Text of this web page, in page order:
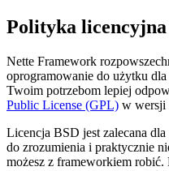
Polityka licencyjna
Nette Framework
oprogramowanie do użytku
Twoim potrzebom lepiej
Public License (GPL) w wersji
Licencja BSD jest zalecana
do zrozumienia i praktycznie
możesz z frameworkiem